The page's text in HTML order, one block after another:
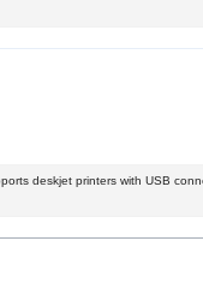
deskjet printers with USB